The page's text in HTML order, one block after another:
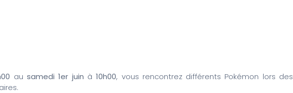
ausamedi 1er juin à10h00, vous rencontrez différents Pokémon lors des